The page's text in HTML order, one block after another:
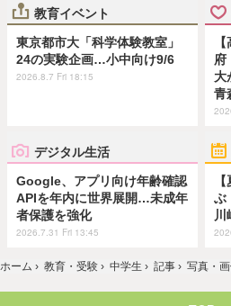
教育イベント
東京都市大「科学体験教室」
24の実験企画…小中向け9/6
2026.8.7 Fri 18:15
府
大
青
デジタル生活
Google、アプリ向け年齢確認
APIを年内に世界展開…未成年
者保護を強化
2026.7.31 Fri 13:45
ぶ
川
ホーム › 教育・受験 › 中学生 › 記事 › 写真・